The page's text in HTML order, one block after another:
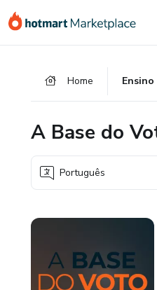
para
para
para
Home
A Base do
Português